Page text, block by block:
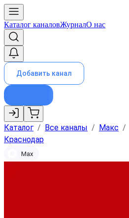
Каталог каналовЖурналО нас
Добавить канал
Каталог / Все каналы / Макс /
Краснодар
Max